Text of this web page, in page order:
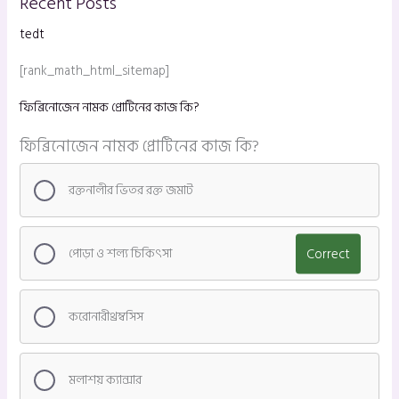
tedt
[rank_math_html_sitemap]
ফিব্রিনোজেন নামক প্রোটিনের কাজ কি?
ফিব্রিনোজেন নামক প্রোটিনের কাজ কি?
রক্তনালীর ভিতর রক্ত জমাট
পোড়া ও শল্য চিকিৎসা Correct
করোনারীথ্রম্বসিস
মলাশয় ক্যান্সার